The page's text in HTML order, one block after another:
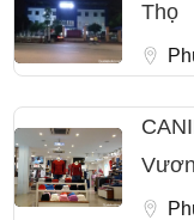
Thọ